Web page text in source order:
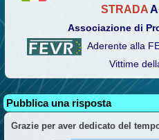
STRADA
Associazione di
Aderente alla
Vittime
Pubblica una risposta
Grazie per aver dedicato del